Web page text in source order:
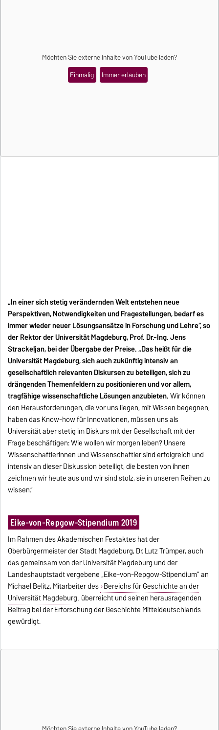
Möchten Sie externe Inhalte vonYouTubeladen?
Einmalig
Immer erlauben
„In einer sich stetig verändernden Welt entstehen neue
Perspektiven, Notwendigkeiten und Fragestellungen, bedarf es
immer wieder neuer Lösungsansätze in Forschung und Lehre“, so
der Rektor der Universität Magdeburg, Prof. Dr.-Ing. Jens
Strackeljan, bei der Übergabe der Preise. „Das heißt für die
Universität Magdeburg, sich auch zukünftig intensiv an
gesellschaftlich relevanten Diskursen zu beteiligen, sich zu
drängenden Themenfeldern zu positionieren und vor allem,
tragfähige wissenschaftliche Lösungen anzubieten.Wir können
den Herausforderungen, die vor uns liegen, mit Wissen begegnen,
haben das Know-how für Innovationen, müssen uns als
Universität aber stetig im Diskurs mit der Gesellschaft mit der
Frage beschäftigen: Wie wollen wir morgen leben? Unsere
Wissenschaftlerinnen und Wissenschaftler sind erfolgreich und
intensiv an dieser Diskussion beteiligt, die besten von ihnen
zeichnen wir heute aus und wir sind stolz, sie in unseren Reihen zu
wissen.“
Eike-von-Repgow-Stipendium 2019
Im Rahmen des Akademischen Festaktes hat der
Oberbürgermeister der Stadt Magdeburg, Dr. Lutz Trümper, auch
das gemeinsam von der Universität Magdeburg und der
Landeshauptstadt vergebene „Eike-von-Repgow-Stipendium“ an
Michael Belitz, Mitarbeiter des Bereichs für Geschichte an der
Universität Magdeburg, überreicht und seinen herausragenden
Beitrag bei der Erforschung der Geschichte Mitteldeutschlands
gewürdigt.